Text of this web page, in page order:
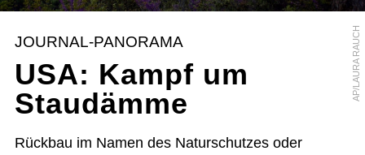
AP/LAURA RAUCH
JOURNAL-PANORAMA
USA: Kampf um
Staudämme
Rückbau im Namen des Naturschutzes oder